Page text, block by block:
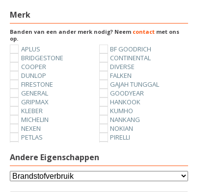
Merk
Banden van een ander merk nodig? Neem contact met ons
op.
APLUS
BF GOODRICH
BRIDGESTONE
CONTINENTAL
COOPER
DIVERSE
DUNLOP
FALKEN
FIRESTONE
GAJAH TUNGGAL
GENERAL
GOODYEAR
GRIPMAX
HANKOOK
KLEBER
KUMHO
MICHELIN
NANKANG
NEXEN
NOKIAN
PETLAS
PIRELLI
UNIROYAL
YOKOHAMA
Andere Eigenschappen